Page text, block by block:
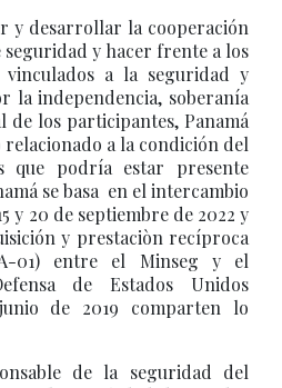
y desarrollar la cooperación
y hacer frente a los
vinculados a la seguridad y
la independencia, soberanía
los participantes, Panamá
relacionado a la condición del
que podría estar presente
se basa en el intercambio
y 20 de septiembre de 2022 y
y prestaciòn recíproca
01) entre el Minseg y el
de Estados Unidos
de 2019 comparten lo
de la seguridad del